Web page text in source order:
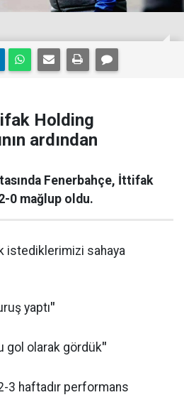
Holding
ardından
Fenerbahçe, İttifak
0 mağlup oldu.
istediklerimizi sahaya
yaptı"
gol olarak gördük"
3 haftadır performans